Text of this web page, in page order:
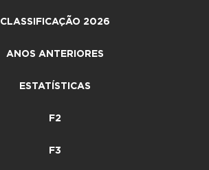
CLASSIFICAÇÃO 2026
ANOS ANTERIORES
ESTATÍSTICAS
F2
F3